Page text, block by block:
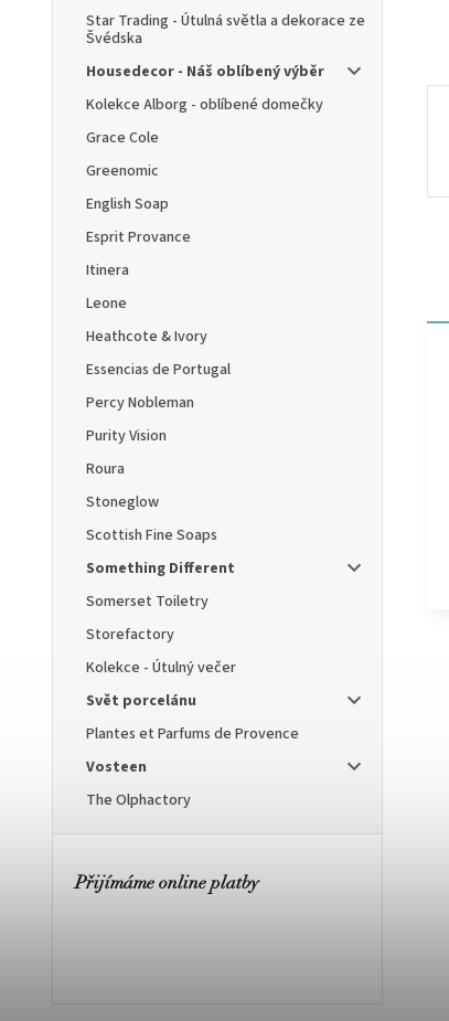
Star Trading - Útulná světla a dekorace ze
Švédska
Housedecor - Náš oblíbený výběr
Kolekce Alborg - oblíbené domečky
Grace Cole
Greenomic
English Soap
Esprit Provance
Itinera
Leone
Heathcote & Ivory
Essencias de Portugal
Percy Nobleman
Purity Vision
Roura
Stoneglow
Scottish Fine Soaps
Something Different
Somerset Toiletry
Storefactory
Kolekce - Útulný večer
Svět porcelánu
Plantes et Parfums de Provence
Vosteen
The Olphactory
Přijímáme online platby